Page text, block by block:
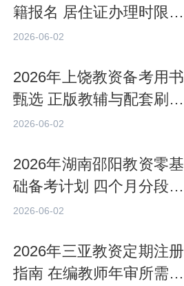
籍报名 居住证办理时限与
材料清单
2026-06-02
2026年上饶教资备考用书
甄选 正版教辅与配套刷题
资料推荐
2026-06-02
2026年湖南邵阳教资零基
础备考计划 四个月分段学
习作息表
2026-06-02
2026年三亚教资定期注册
指南 在编教师年审所需申